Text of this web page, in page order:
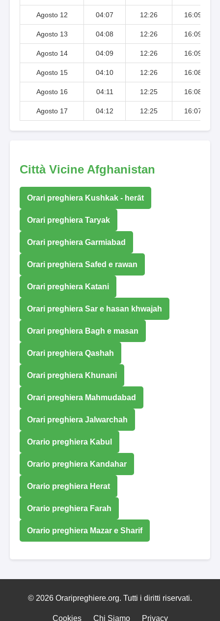
Agosto 12 04:07 12:26 16:09
Agosto 13 04:08 12:26 16:09
Agosto 14 04:09 12:26 16:09
Agosto 15 04:10 12:26 16:08
Agosto 16 04:11 12:25 16:08
Agosto 17 04:12 12:25 16:07
Città Vicine Afghanistan
Orari preghiera Kushkak - herāt
Orari preghiera Taryak
Orari preghiera Garmiabad
Orari preghiera Safed e rawan
Orari preghiera Katani
Orari preghiera Sar e hasan khwajah
Orari preghiera Bagh e masan
Orari preghiera Qashah
Orari preghiera Khunani
Orari preghiera Mahmudabad
Orari preghiera Jalwarchah
Orario preghiera Kabul
Orario preghiera Kandahar
Orario preghiera Herat
Orario preghiera Farah
Orario preghiera Mazar e Sharif
© 2026 Oraripreghiere.org. Tutti i diritti riservati.
Cookies Chi Siamo Privacy